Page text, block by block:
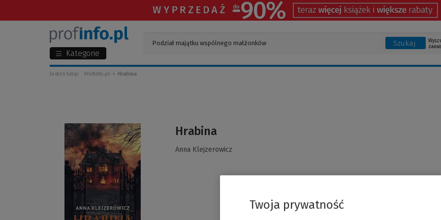
Kategorie
Szukaj
Jesteś tutaj: Profinfo.pl Hrabina
(Link
do
innej
strony)
Hrabina
Anna Klejzerowicz
Twoja prywatność